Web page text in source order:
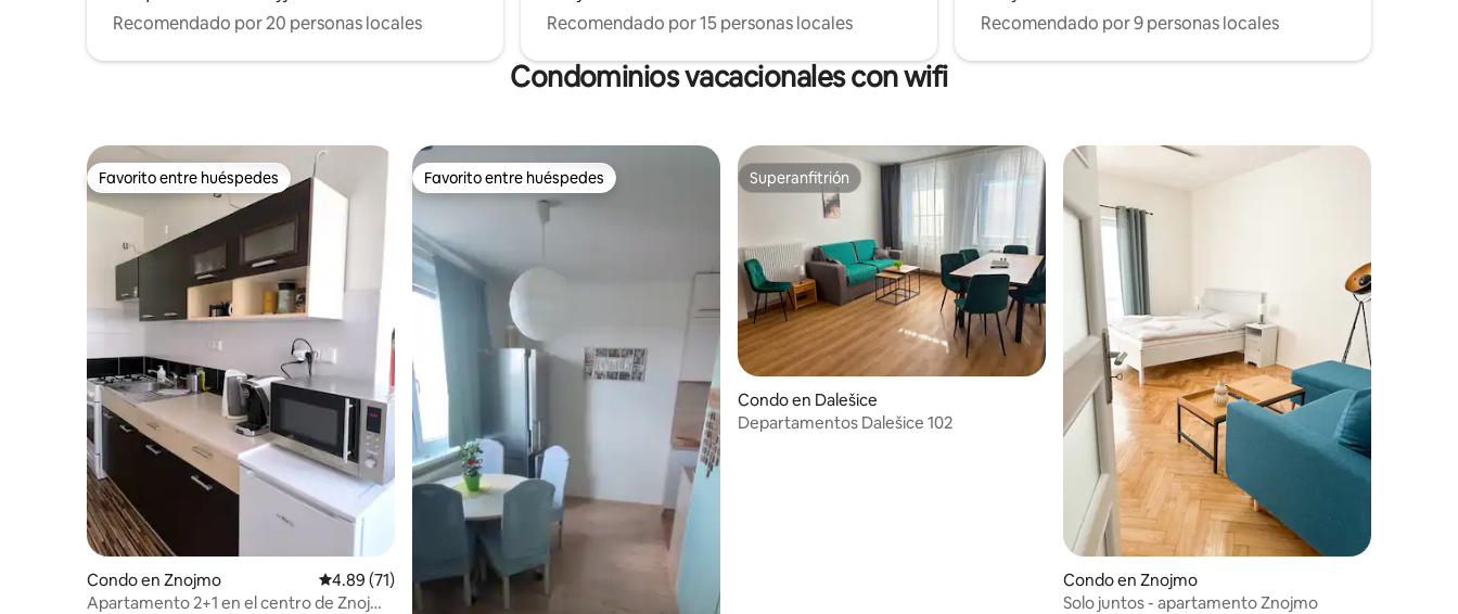
Recomendado por 20 personas locales
Recomendado por 15 personas locales
Recomendado por 9 personas locales
Condominios vacacionales con wifi
Favorito entre huéspedes
Favorito entre huéspedes
Condo en Znojmo Calificación promedio: 4.89 de 5, 71 reseñas
4.89 (71)
Apartamento 2+1 en el centro de Znojmo
Favorito entre huéspedes
Favorito entre huéspedes Superanfitrión
Superanfitrión
Condo en Dalešice
Departamentos Dalešice 102
Condo en Znojmo
Solo juntos - apartamento Znojmo